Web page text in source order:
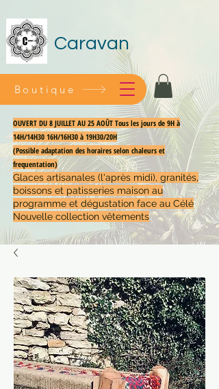
Caravan
OUVERT DU 8 JUILLET AU 25 AOÛT Tous les jours de 9H à
14H/14H30 16H/16H30 à 19H30/20H
(Possible adaptation des horaires selon chaleurs et
frequentation)
Glaces artisanales (l'après midi), granités,
boissons et patisseries maison au
programme et dégustation face au Célé
Nouvelle collection vêtements
Boutique